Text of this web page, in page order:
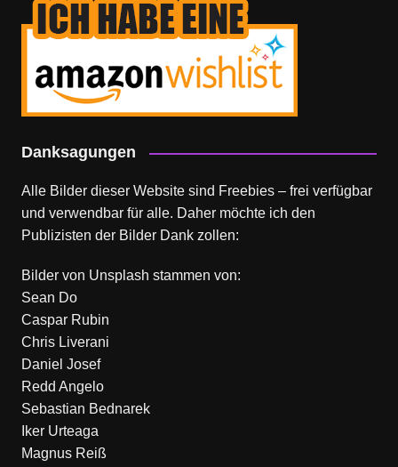
Danksagungen
Alle Bilder dieser Website sind Freebies – frei verfügbar
und verwendbar für alle. Daher möchte ich den
Publizisten der Bilder Dank zollen:
Bilder von Unsplash stammen von:
Sean Do
Caspar Rubin
Chris Liverani
Daniel Josef
Redd Angelo
Sebastian Bednarek
Iker Urteaga
Magnus Reiß